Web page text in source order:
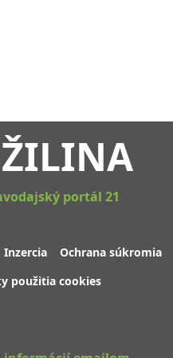
ŽILINA
portál 21
Inzercia
Ochrana súkromia
použitia cookies